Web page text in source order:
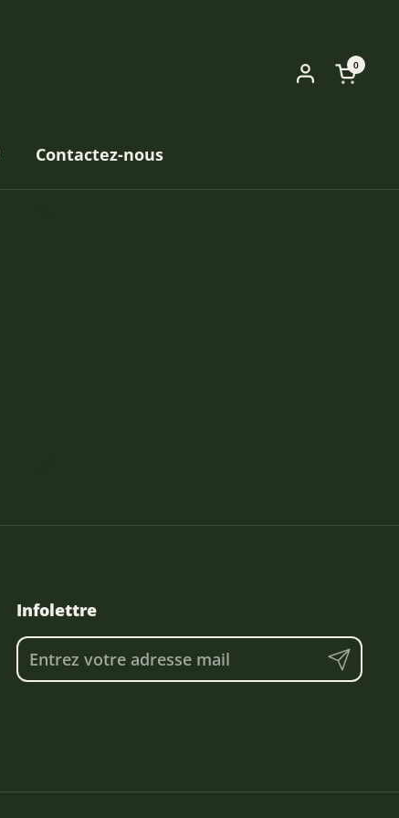
Ouvrir
0
Contactez-nous
Infolettre
Envoyer